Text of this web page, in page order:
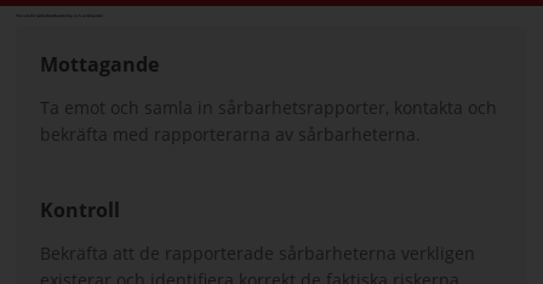
Process för sårbarhetshantering och avslöjande
Mottagande
Ta emot och samla in sårbarhetsrapporter, kontakta och
bekräfta med rapporterarna av sårbarheterna.
Kontroll
Bekräfta att de rapporterade sårbarheterna verkligen
existerar och identifiera korrekt de faktiska riskerna.